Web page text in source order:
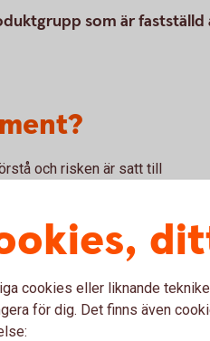
som är fastställd
och risken är satt till
med undantag för
är passande för dig när
cookies eller liknande
för dig. Det finns även